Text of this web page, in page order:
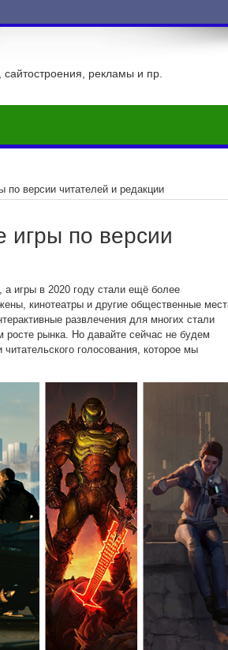
рекламы и пр.
по версии читателей и редакции
игры по версии
игры в 2020 году стали ещё более
кинотеатры и другие общественные
развлечения для многих стали
рынка. Но давайте сейчас не будем
голосования, которое мы